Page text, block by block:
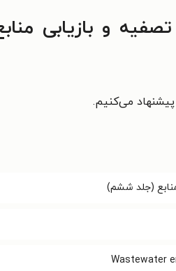
کتاب مهندسی فاضلاب متکف
می‌کنیم.
Wastewater